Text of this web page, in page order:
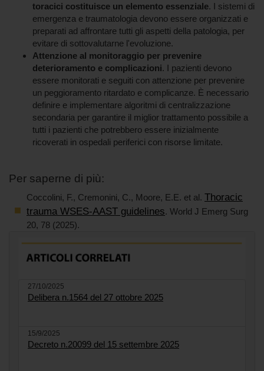
toracici costituisce un elemento essenziale. I sistemi di
emergenza e traumatologia devono essere organizzati e
preparati ad affrontare tutti gli aspetti della patologia, per
evitare di sottovalutarne l'evoluzione.
Attenzione al monitoraggio per prevenire
deterioramento e complicazioni. I pazienti devono
essere monitorati e seguiti con attenzione per prevenire
un peggioramento ritardato e complicanze. È necessario
definire e implementare algoritmi di centralizzazione
secondaria per garantire il miglior trattamento possibile a
tutti i pazienti che potrebbero essere inizialmente
ricoverati in ospedali periferici con risorse limitate.
Per saperne di più:
Coccolini, F., Cremonini, C., Moore, E.E. et al. Thoracic
trauma WSES-AAST guidelines. World J Emerg Surg
20, 78 (2025).
27/10/2025
Delibera n.1564 del 27 ottobre 2025
15/9/2025
Decreto n.20099 del 15 settembre 2025